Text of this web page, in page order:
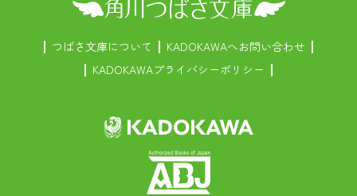
つばさ文庫について
KADOKAWAへお問い合わせ
KADOKAWAプライバシーポリシー